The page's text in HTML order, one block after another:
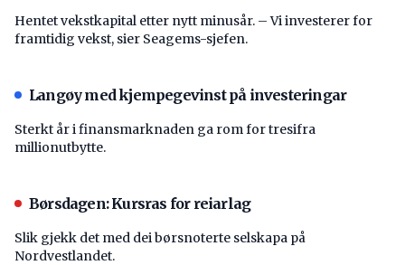
Hentet vekstkapital etter nytt minusår. – Vi investerer for
framtidig vekst, sier Seagems-sjefen.
Langøy med kjempegevinst på investeringar
Sterkt år i finansmarknaden ga rom for tresifra
millionutbytte.
Børsdagen: Kursras for reiarlag
Slik gjekk det med dei børsnoterte selskapa på
Nordvestlandet.